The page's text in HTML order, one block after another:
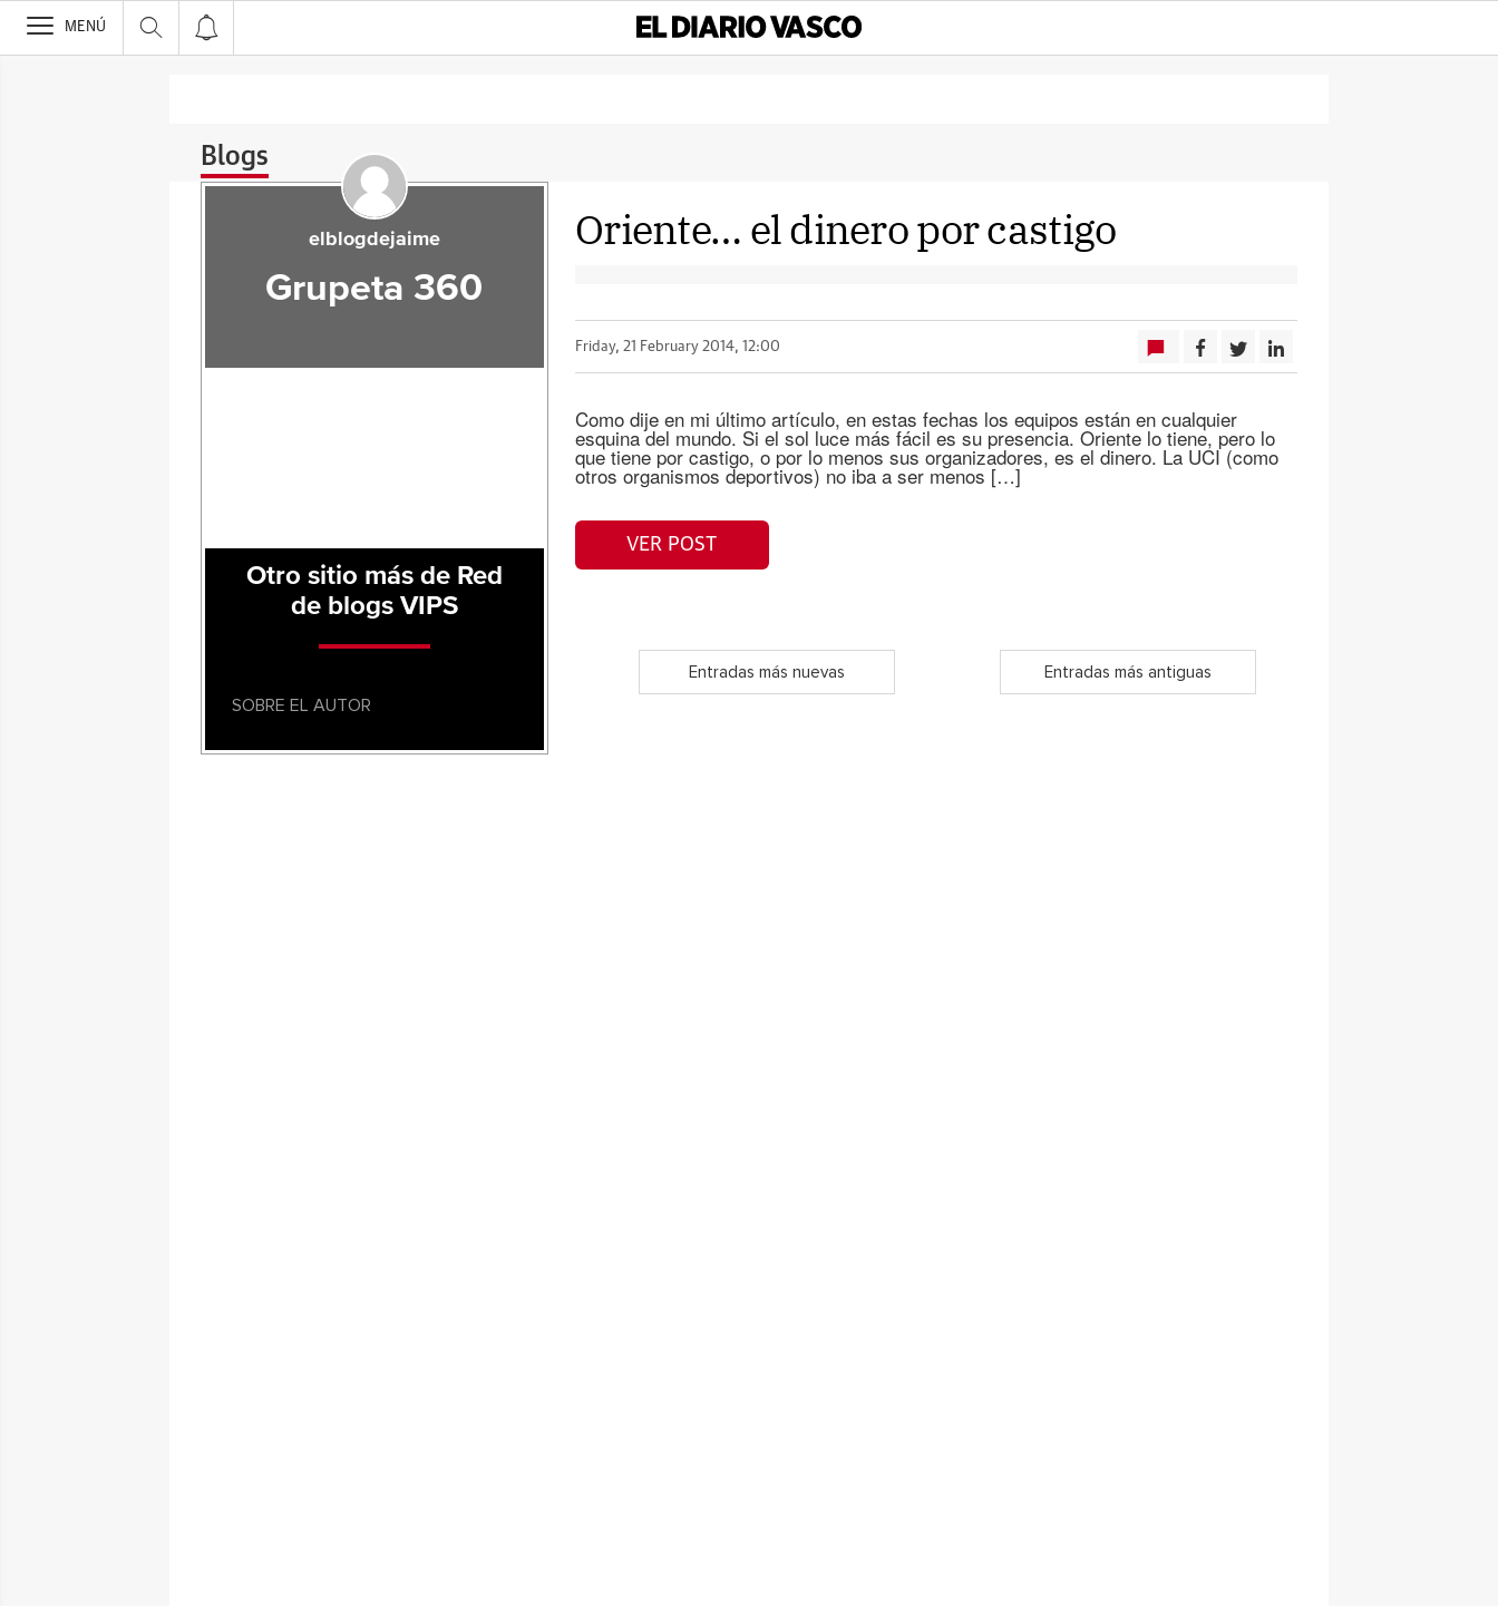
>
MENÚ
Blogs
Oriente… el dinero por castigo
Friday, 21 February 2014, 12:00
Como dije en mi último artículo, en estas fechas los equipos están en cualquier
esquina del mundo. Si el sol luce más fácil es su presencia. Oriente lo tiene, pero lo
que tiene por castigo, o por lo menos sus organizadores, es el dinero. La UCI (como
otros organismos deportivos) no iba a ser menos […]
VER POST
Entradas más nuevas Entradas más antiguas
elblogdejaime
Grupeta 360
Otro sitio más de Red
de blogs VIPS
SOBRE EL AUTOR